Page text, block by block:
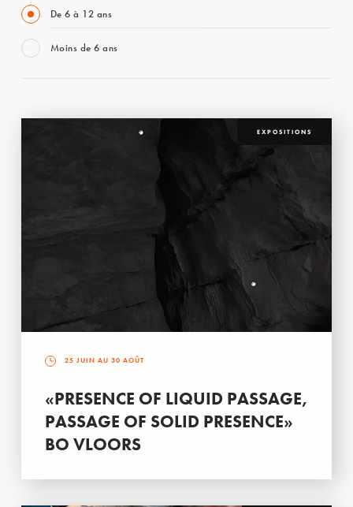
De 6 à 12 ans
Moins de 6 ans
EXPOSITIONS
25 JUIN AU 30 AOÛT
«PRESENCE OF LIQUID PASSAGE,
PASSAGE OF SOLID PRESENCE»
BO VLOORS